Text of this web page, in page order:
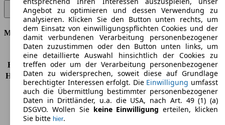
Ranger 2,3 l EcoBoost Doppelkabine PHEV XLT - 207 KW (281 PS)
(Seit 2024/09)
▼
Motor & Leistung
KW (PS)
207 kW (281 PS)
Beschleunigung (0-100 km/h) -
Höchstgeschwindigkeit (km/h) 180 km/h
Anzahl der Gänge
10
Drehmoment
680 nm
Hubraum
2261 ccm
Kraftstoff
Angebot zu optimieren und dessen Verwendung zu
analysieren. Klicken Sie den Button unten rechts, um
dem Einsatz von einwilligungspflichten Cookies und der
damit verbundenen Verarbeitung personenbezogener
Daten zuzustimmen oder den Button unten links, um
eine detaillierte Auswahl hinsichtlich der Cookies zu
treffen oder um der Verarbeitung personenbezogener
Daten zu widersprechen, soweit diese auf Grundlage
berechtigter Interessen erfolgt. Die Einwilligung umfasst
auch die Übermittlung bestimmter personenbezogener
Daten in Drittländer, u.a. die USA, nach Art. 49 (1) (a)
DSGVO. Wollen Sie keine Einwilligung erteilen, klicken
Sie bitte hier.